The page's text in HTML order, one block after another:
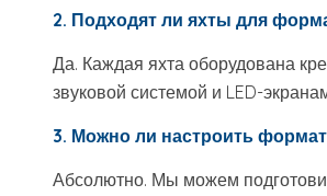
2. Подходят ли яхты для
Да. Каждая яхта оборудована
звуковой системой и LED-
3. Можно ли настроить
Абсолютно. Мы можем